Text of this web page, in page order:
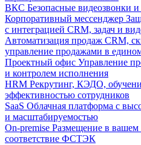
ВКС Безопасные видеозвонки
Корпоративный мессенджер
с интеграцией CRM, задач и
Автоматизация продаж CRM,
управление продажами в
Проектный офис Управление
и контролем исполнения
HRM Рекрутинг, КЭДО,
эффективностью сотрудников
SaaS Облачная платформа с
и масштабируемостью
On-premise Размещение в
соответствие ФСТЭК